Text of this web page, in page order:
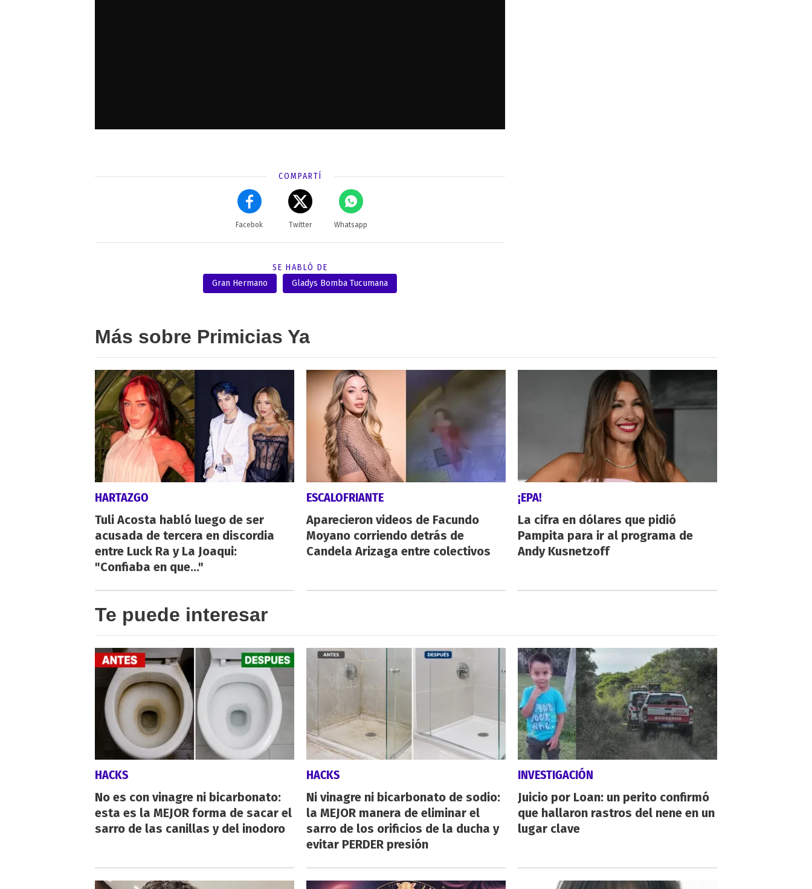
COMPARTÍ
Facebok Twitter Whatsapp
SE HABLÓ DE
Gran Hermano
Gladys Bomba Tucumana
Más sobre Primicias Ya
HARTAZGO
Tuli Acosta habló luego de ser
acusada de tercera en discordia
entre Luck Ra y La Joaqui:
"Confiaba en que..."
ESCALOFRIANTE
Aparecieron videos de Facundo
Moyano corriendo detrás de
Candela Arizaga entre colectivos
¡EPA!
La cifra en dólares que pidió
Pampita para ir al programa de
Andy Kusnetzoff
Te puede interesar
HACKS
No es con vinagre ni bicarbonato:
esta es la MEJOR forma de sacar el
sarro de las canillas y del inodoro
HACKS
Ni vinagre ni bicarbonato de sodio:
la MEJOR manera de eliminar el
sarro de los orificios de la ducha y
evitar PERDER presión
INVESTIGACIÓN
Juicio por Loan: un perito confirmó
que hallaron rastros del nene en un
lugar clave